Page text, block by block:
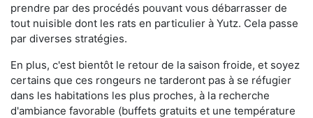
prendre par des procédés pouvant vous débarrasser de
tout nuisible dont les rats en particulier à Yutz. Cela passe
par diverses stratégies.
En plus, c'est bientôt le retour de la saison froide, et soyez
certains que ces rongeurs ne tarderont pas à se réfugier
dans les habitations les plus proches, à la recherche
d'ambiance favorable (buffets gratuits et une température